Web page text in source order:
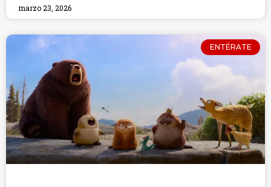
marzo 23, 2026
ENTÉRATE